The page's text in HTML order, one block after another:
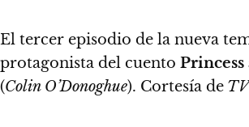
El tercer episodio de la nueva
protagonista del cuento
(Colin O’Donoghue). Cortesía de